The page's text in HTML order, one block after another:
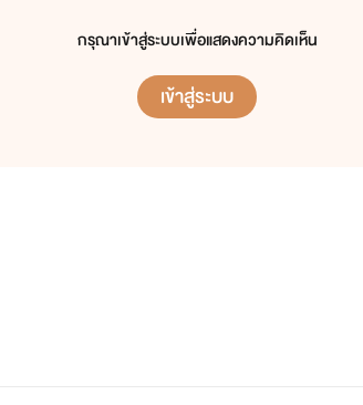
กรุณาเข้าสู่ระบบเพื่อแสดงความคิดเห็น
เข้าสู่ระบบ